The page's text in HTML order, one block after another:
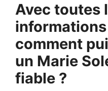
Avec toutes
comment
un Marie
fiable ?